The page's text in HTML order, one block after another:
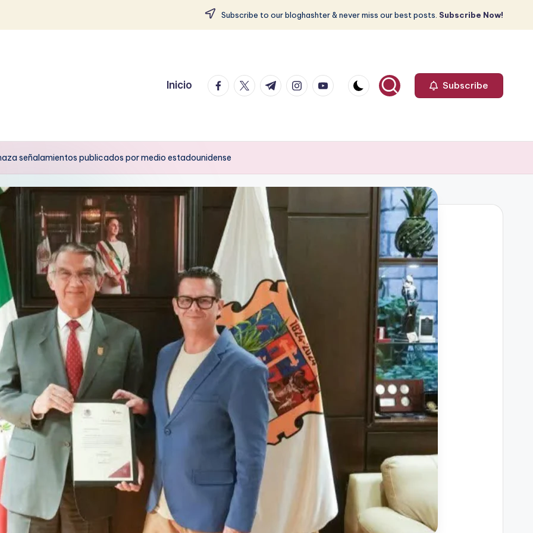
Subscribe to our bloghashter & never miss our best posts. Subscribe Now!
Inicio facebook.com
twitter.com
t.me instagram.com
youtube.com Subscribe
señalamientos publicados por medio estadounidense